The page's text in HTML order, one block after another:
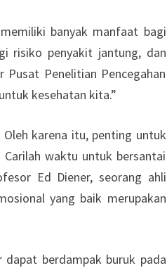
banyak manfaat bagi
risiko penyakit jantung, dan
Penelitian Pencegahan
kesehatan kita.”
karena itu, penting untuk
waktu untuk bersantai
Ed Diener, seorang ahli
yang baik merupakan
berdampak buruk pada